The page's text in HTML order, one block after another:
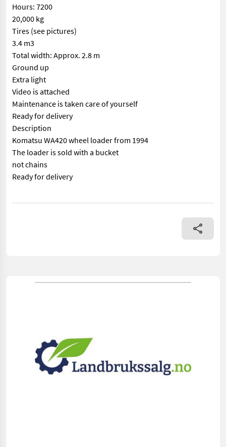
Hours: 7200
20,000 kg
Tires (see pictures)
3.4 m3
Total width: Approx. 2.8 m
Ground up
Extra light
Video is attached
Maintenance is taken care of yourself
Ready for delivery
Description
Komatsu WA420 wheel loader from 1994
The loader is sold with a bucket
not chains
Ready for delivery
== Mer informasjon (NO) == mascus_category: wheelloaders